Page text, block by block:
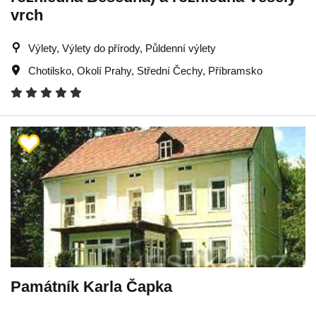
vrch
Výlety, Výlety do přírody, Půldenní výlety
Chotilsko, Okolí Prahy, Střední Čechy, Příbramsko
Památník Karla Čapka